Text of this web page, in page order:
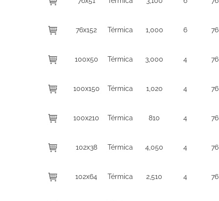
76x152 Térmica 1,000 6 76
100x50 Térmica 3,000 4 76
100x150 Térmica 1,020 4 76
100x210 Térmica 810 4 76
102x38 Térmica 4,050 4 76
102x64 Térmica 2,510 4 76